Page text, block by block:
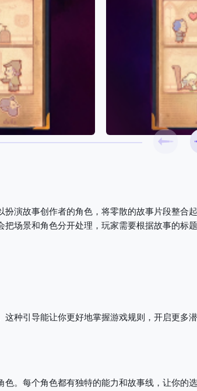
演故事创作者的角色，将零散的故事片段整合起
场景和角色分开处理，玩家需要根据故事的标
种引导能让你更好地掌握游戏规则，开启更多
。每个角色都有独特的能力和故事线，让你的